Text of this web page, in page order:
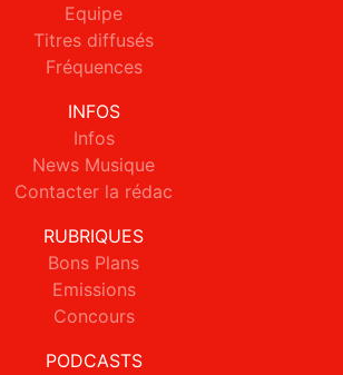
Equipe
Titres diffusés
Fréquences
INFOS
Infos
News Musique
Contacter la rédac
RUBRIQUES
Bons Plans
Emissions
Concours
PODCASTS